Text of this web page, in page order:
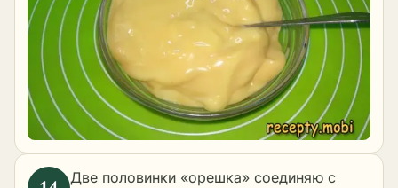
Две половинки «орешка» соединяю с